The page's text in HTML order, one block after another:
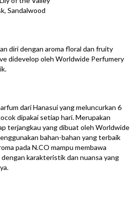
Sandalwood
diri dengan aroma floral dan fruity
didevelop oleh Worldwide Perfumery
dari Hanasui yang meluncurkan 6
dipakai setiap hari. Merupakan
terjangkau yang dibuat oleh Worldwide
bahan-bahan yang terbaik
pada N.CO mampu membawa
karakteristik dan nuansa yang